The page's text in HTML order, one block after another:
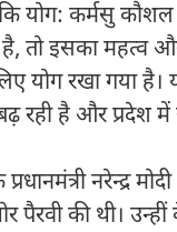
योग: कर्मसु
है, तो इसका महत्व
योग रखा गया
रही है और प्रदेश
नरेन्द्र
पैरवी की थी।